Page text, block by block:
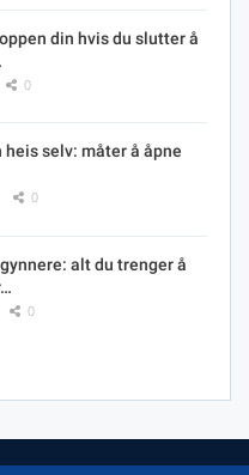
din hvis du slutter å
0
heis selv: måter å åpne
0
alt du trenger å
0